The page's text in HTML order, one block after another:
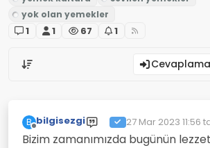
1 1 67 1
B
Çevrimdışı
bilgisezgi 27 Mar 2023 11:56
Son düzenleyen:
Bizim zamanımızda bugünün